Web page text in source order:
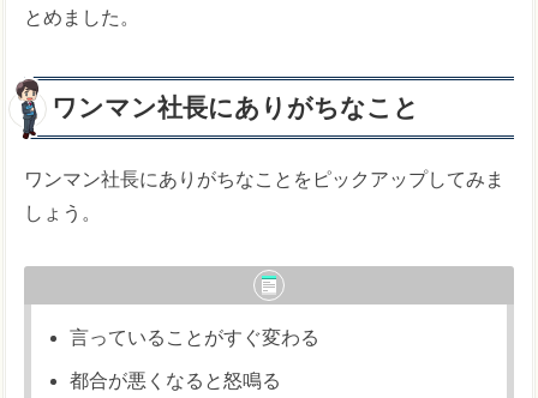
とめました。
ワンマン社長にありがちなこと
ワンマン社長にありがちなことをピックアップしてみま
しょう。
言っていることがすぐ変わる
都合が悪くなると怒鳴る